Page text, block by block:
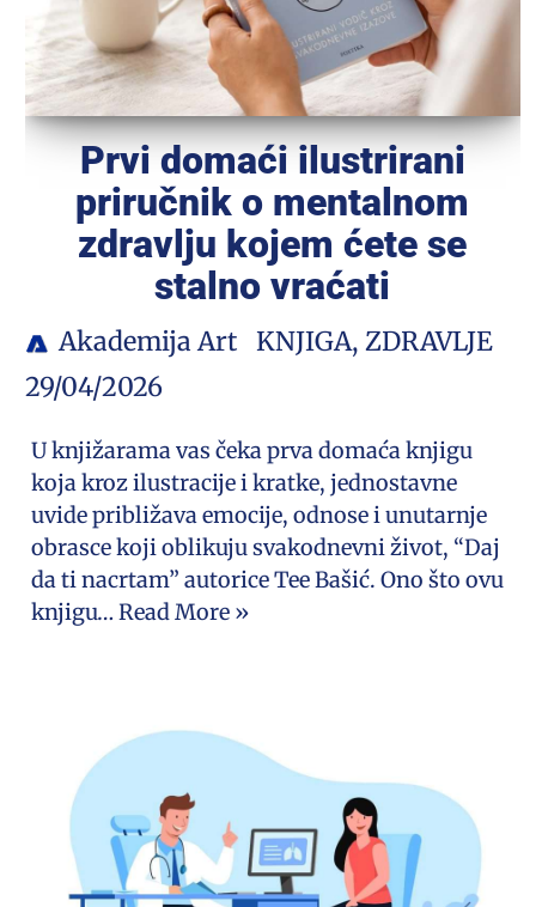
Prvi domaći ilustrirani
priručnik o mentalnom
zdravlju kojem ćete se
stalno vraćati
Akademija Art KNJIGA, ZDRAVLJE
29/04/2026
U knjižarama vas čeka prva domaća knjigu
koja kroz ilustracije i kratke, jednostavne
uvide približava emocije, odnose i unutarnje
obrasce koji oblikuju svakodnevni život, “Daj
da ti nacrtam” autorice Tee Bašić. Ono što ovu
knjigu… Read More »